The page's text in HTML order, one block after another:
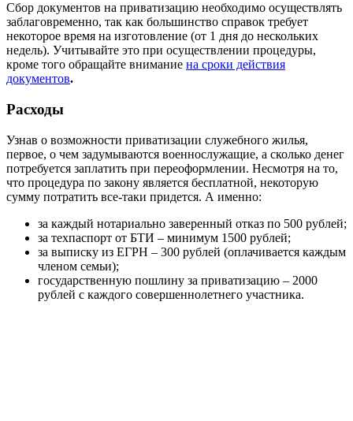
Сбор документов на приватизацию необходимо осуществлять
заблаговременно, так как большинство справок требует
некоторое время на изготовление (от 1 дня до нескольких
недель). Учитывайте это при осуществлении процедуры,
кроме того обращайте внимание на сроки действия
документов.
Расходы
Узнав о возможности приватизации служебного жилья,
первое, о чем задумываются военнослужащие, а сколько денег
потребуется заплатить при переоформлении. Несмотря на то,
что процедура по закону является бесплатной, некоторую
сумму потратить все-таки придется. А именно:
за каждый нотариально заверенный отказ по 500 рублей;
за техпаспорт от БТИ – минимум 1500 рублей;
за выписку из ЕГРН – 300 рублей (оплачивается каждым
членом семьи);
государственную пошлину за приватизацию – 2000
рублей с каждого совершеннолетнего участника.